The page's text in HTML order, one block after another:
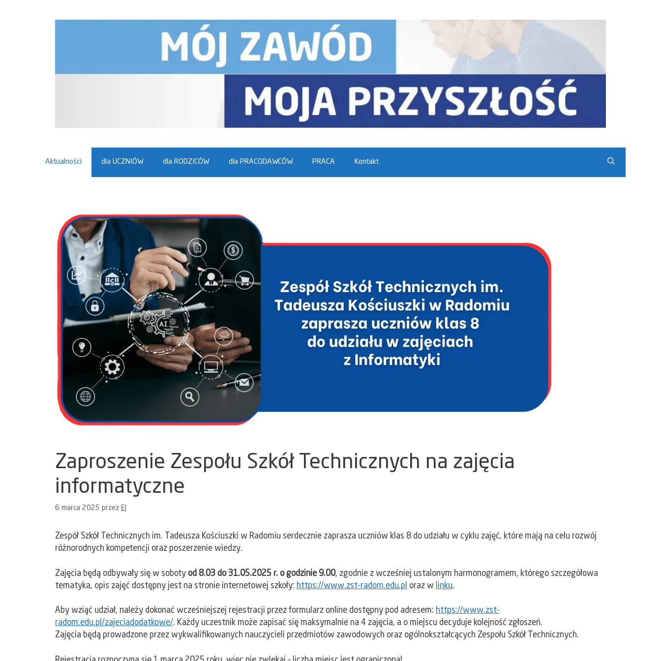
Aktualności dla UCZNIÓW dla RODZICÓW dla PRACODAWCÓW PRACA Kontakt
Zaproszenie Zespołu Szkół Technicznych na zajęcia
informatyczne
6 marca 2025 przez EJ
Zespół Szkół Technicznych im. Tadeusza Kościuszki w Radomiu serdecznie zaprasza uczniów klas 8 do udziału w cyklu zajęć, które mają na celu rozwój
różnorodnych kompetencji oraz poszerzenie wiedzy.
Zajęcia będą odbywały się w soboty od 8.03 do 31.05.2025 r. o godzinie 9.00, zgodnie z wcześniej ustalonym harmonogramem, którego szczegółowa
tematyka, opis zajęć dostępny jest na stronie internetowej szkoły: https://www.zst-radom.edu.pl oraz w linku.
Aby wziąć udział, należy dokonać wcześniejszej rejestracji przez formularz online dostępny pod adresem: https://www.zst-
radom.edu.pl/zajeciadodatkowe/. Każdy uczestnik może zapisać się maksymalnie na 4 zajęcia, a o miejscu decyduje kolejność zgłoszeń.
Zajęcia będą prowadzone przez wykwalifikowanych nauczycieli przedmiotów zawodowych oraz ogólnokształcących Zespołu Szkół Technicznych.